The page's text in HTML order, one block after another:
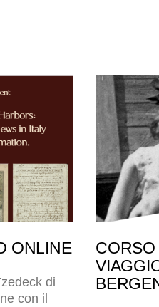
ONLINE
di
con il